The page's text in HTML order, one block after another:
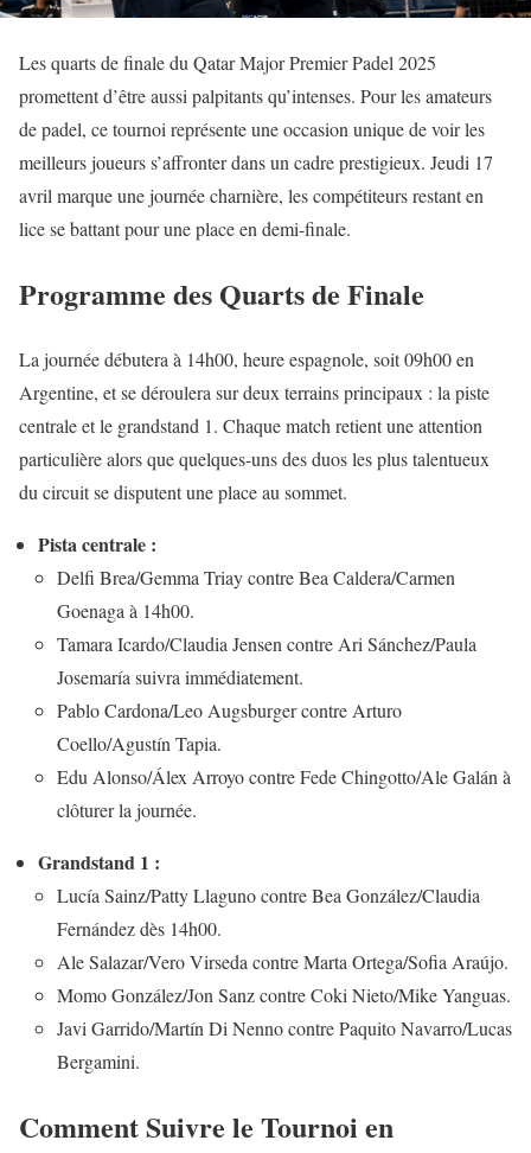
Les quarts de finale du Qatar Major Premier Padel 2025
promettent d’être aussi palpitants qu’intenses. Pour les amateurs
de padel, ce tournoi représente une occasion unique de voir les
meilleurs joueurs s’affronter dans un cadre prestigieux. Jeudi 17
avril marque une journée charnière, les compétiteurs restant en
lice se battant pour une place en demi-finale.
Programme des Quarts de Finale
La journée débutera à 14h00, heure espagnole, soit 09h00 en
Argentine, et se déroulera sur deux terrains principaux : la piste
centrale et le grandstand 1. Chaque match retient une attention
particulière alors que quelques-uns des duos les plus talentueux
du circuit se disputent une place au sommet.
Pista centrale :
Delfi Brea/Gemma Triay contre Bea Caldera/Carmen
Goenaga à 14h00.
Tamara Icardo/Claudia Jensen contre Ari Sánchez/Paula
Josemaría suivra immédiatement.
Pablo Cardona/Leo Augsburger contre Arturo
Coello/Agustín Tapia.
Edu Alonso/Álex Arroyo contre Fede Chingotto/Ale Galán à
clôturer la journée.
Grandstand 1 :
Lucía Sainz/Patty Llaguno contre Bea González/Claudia
Fernández dès 14h00.
Ale Salazar/Vero Virseda contre Marta Ortega/Sofia Araújo.
Momo González/Jon Sanz contre Coki Nieto/Mike Yanguas.
Javi Garrido/Martín Di Nenno contre Paquito Navarro/Lucas
Bergamini.
Comment Suivre le Tournoi en